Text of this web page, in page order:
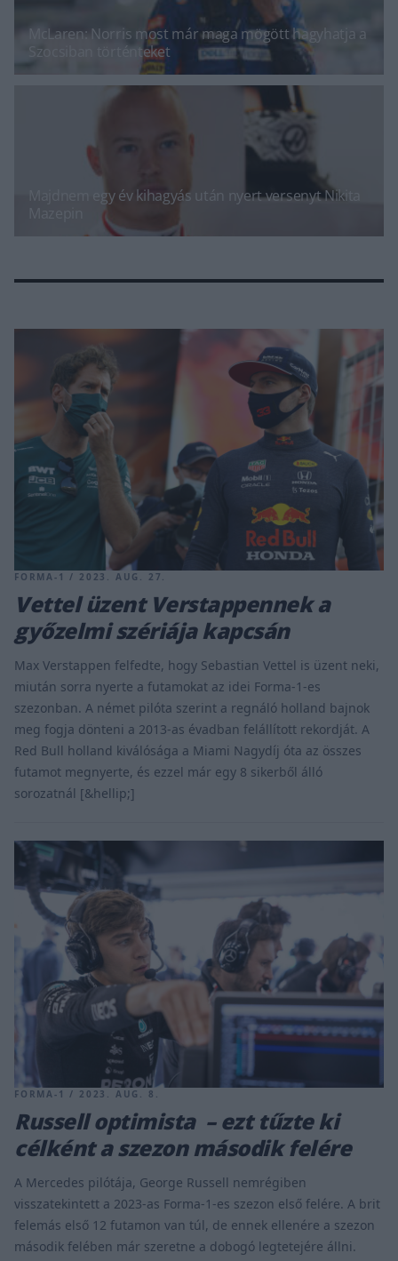
McLaren: Norris most már maga mögött hagyhatja a
Szocsiban történteket
Majdnem egy év kihagyás után nyert versenyt Nikita
FORMA-1 / 2023. AUG. 27.
Vettel üzent Verstappennek a
győzelmi szériája kapcsán
Max Verstappen felfedte, hogy Sebastian Vettel is üzent neki,
miután sorra nyerte a futamokat az idei Forma-1-es
szezonban. A német pilóta szerint a regnáló holland bajnok
meg fogja dönteni a 2013-as évadban felállított rekordját. A
Red Bull holland kiválósága a Miami Nagydíj óta az összes
futamot megnyerte, és ezzel már egy 8 sikerből álló
sorozatnál [&hellip;]
FORMA-1 / 2023. AUG. 8.
Russell optimista – ezt tűzte ki
célként a szezon második felére
A Mercedes pilótája, George Russell nemrégiben
visszatekintett a 2023-as Forma-1-es szezon első felére. A brit
felemás első 12 futamon van túl, de ennek ellenére a szezon
második felében már szeretne a dobogó legtetejére állni.